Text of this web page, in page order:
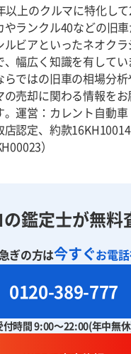
以上のクルマに特化し
やランクル40などの旧
ルビアといったネオク
、幅広く知識を有して
らではの旧車の相場分
の売却に関わる情報を
。運営：カレント自動
店認定、約款
）
の鑑定士が無料
ぎの方は今すぐお電
0120-389-777
付時間 9:00～22:00(年中無